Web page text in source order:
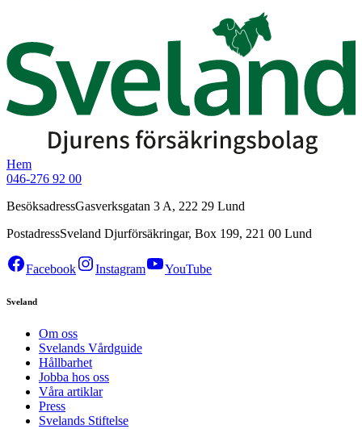
Hem
046-276 92 00
BesöksadressGasverksgatan 3 A, 222 29 Lund
PostadressSveland Djurförsäkringar, Box 199, 221 00 Lund
Facebook Instagram YouTube
Sveland
Om oss
Svelands Vårdguide
Hållbarhet
Jobba hos oss
Våra artiklar
Press
Svelands Stiftelse